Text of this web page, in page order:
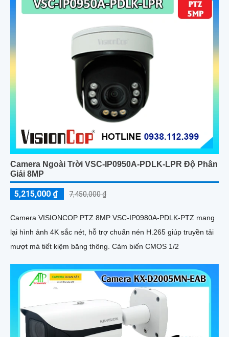
Camera Ngoài Trời VSC-IP0950A-PDLK-LPR Độ Phân
Giải 8MP
5,215,000 ₫ 7,450,000 ₫
Camera VISIONCOP PTZ 8MP VSC-IP0980A-PDLK-PTZ mang
lại hình ảnh 4K sắc nét, hỗ trợ chuẩn nén H.265 giúp truyền tải
mượt mà tiết kiệm băng thông. Cảm biến CMOS 1/2